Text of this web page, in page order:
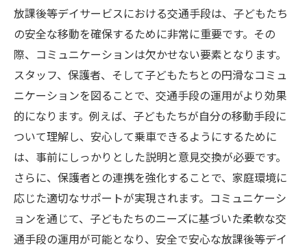
放課後等デイサービスにおける交通手段は、子どもたち
の安全な移動を確保するために非常に重要です。その
際、コミュニケーションは欠かせない要素となります。
スタッフ、保護者、そして子どもたちとの円滑なコミュ
ニケーションを図ることで、交通手段の運用がより効果
的になります。例えば、子どもたちが自分の移動手段に
ついて理解し、安心して乗車できるようにするために
は、事前にしっかりとした説明と意見交換が必要です。
さらに、保護者との連携を強化することで、家庭環境に
応じた適切なサポートが実現されます。コミュニケーシ
ョンを通じて、子どもたちのニーズに基づいた柔軟な交
通手段の運用が可能となり、安全で安心な放課後等デイ